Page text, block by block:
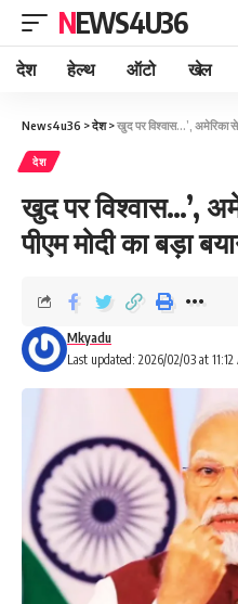
NEWS4U36
देश हेल्थ ऑटो खेल
News4u36 >देश>खुद पर विश्वास…’, अमेरिका से
देश
खुद पर विश्वास…’,
पीएम मोदी का बड़ा
Last updated: 2026/02/03 at 11:12
Mkyadu